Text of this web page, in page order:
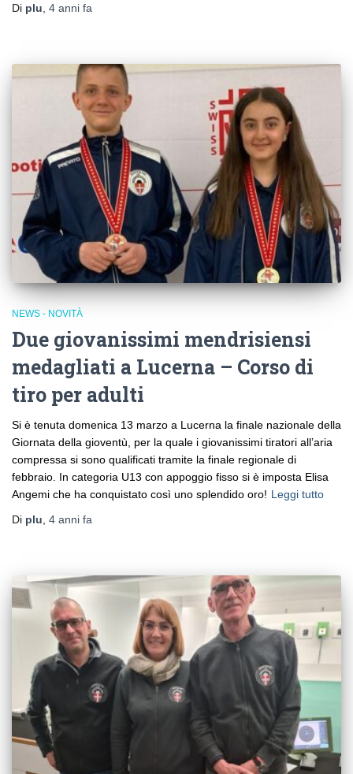
Di plu 4 anni fa
NEWS - NOVITÀ
Due giovanissimi mendrisiensi
medagliati a Lucerna – Corso di
tiro per adulti
Si è tenuta domenica 13 marzo a Lucerna la finale nazionale della
Giornata della gioventù, per la quale i giovanissimi tiratori all’aria
compressa si sono qualificati tramite la finale regionale di
febbraio. In categoria U13 con appoggio fisso si è imposta Elisa
Angemi che ha conquistato così uno splendido oro! Leggi tutto
Di plu, 4 anni fa